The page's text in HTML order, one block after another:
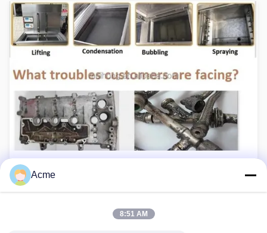
De wetenschap achter cavitatie en ultrasoon
reinigen voor motoronderdelen
Acme
8:51 AM